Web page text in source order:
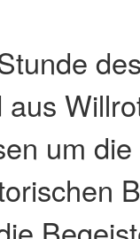
um